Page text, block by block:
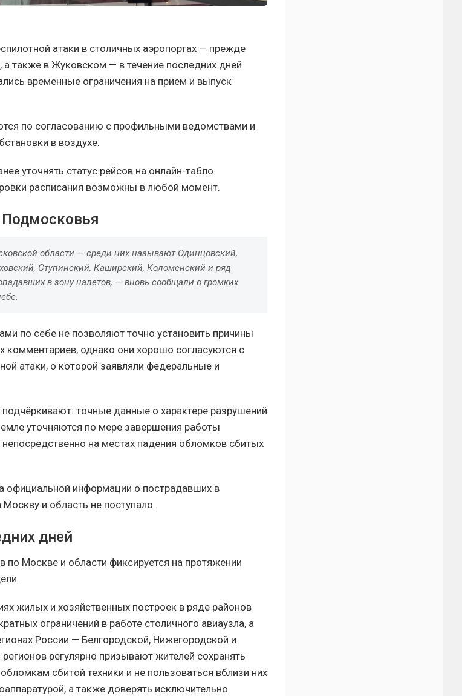
атаки в столичных аэропортах — прежде
также в Жуковском — в течение последних дней
временные ограничения на приём и выпуск
по согласованию с профильными ведомствами и
в воздухе.
уточнять статус рейсов на онлайн-табло
расписания возможны в любой момент.
Подмосковья
области — среди них называют Одинцовский,
Ступинский, Каширский, Коломенский и ряд
в зону налётов, — вновь сообщали о громких
по себе не позволяют точно установить причины
однако они хорошо согласуются с
атаки, о которой заявляли федеральные и
точные данные о характере разрушений
уточняются по мере завершения работы
на местах падения обломков сбитых
официальной информации о пострадавших в
Москву и область не поступало.
дней
по Москве и области фиксируется на протяжении
жилых и хозяйственных построек в ряде районов
ограничений в работе столичного авиаузла, а
России — Белгородской, Нижегородской и
регулярно призывают жителей сохранять
сбитой техники и не пользоваться вблизи них
а также доверять исключительно